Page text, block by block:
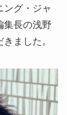
ング・ジャ
集長の浅野
ました。